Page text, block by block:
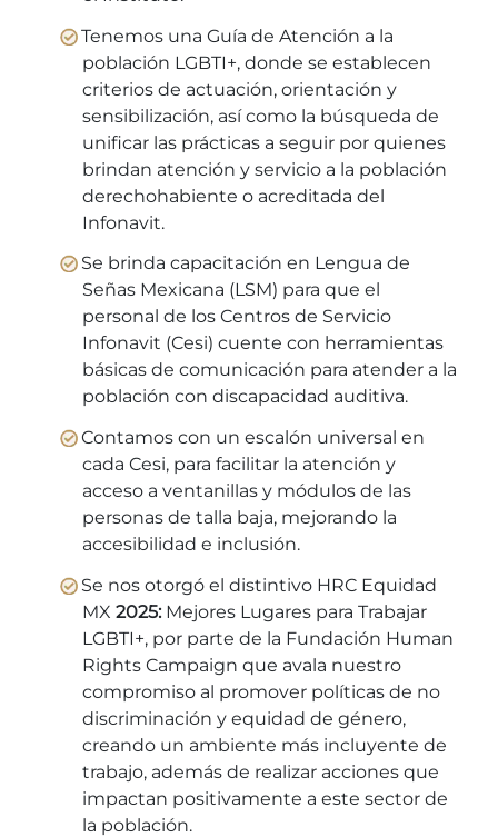
Tenemos una Guía de Atención a la
población LGBTI+, donde se establecen
criterios de actuación, orientación y
sensibilización, así como la búsqueda de
unificar las prácticas a seguir por quienes
brindan atención y servicio a la población
derechohabiente o acreditada del
Infonavit.
Se brinda capacitación en Lengua de
Señas Mexicana (LSM) para que el
personal de los Centros de Servicio
Infonavit (Cesi) cuente con herramientas
básicas de comunicación para atender a la
población con discapacidad auditiva.
Contamos con un escalón universal en
cada Cesi, para facilitar la atención y
acceso a ventanillas y módulos de las
personas de talla baja, mejorando la
accesibilidad e inclusión.
Se nos otorgó el distintivo HRC Equidad
MX 2025:Mejores Lugares para Trabajar
LGBTI+, por parte de la Fundación Human
Rights Campaign que avala nuestro
compromiso al promover políticas de no
discriminación y equidad de género,
creando un ambiente más incluyente de
trabajo, además de realizar acciones que
impactan positivamente a este sector de
la población.